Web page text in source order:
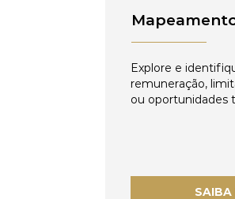
Explore e
remuneração,
ou oportunidades
SAIBA